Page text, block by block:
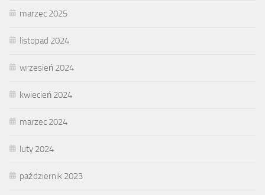
marzec 2025
listopad 2024
wrzesień 2024
kwiecień 2024
marzec 2024
luty 2024
październik 2023